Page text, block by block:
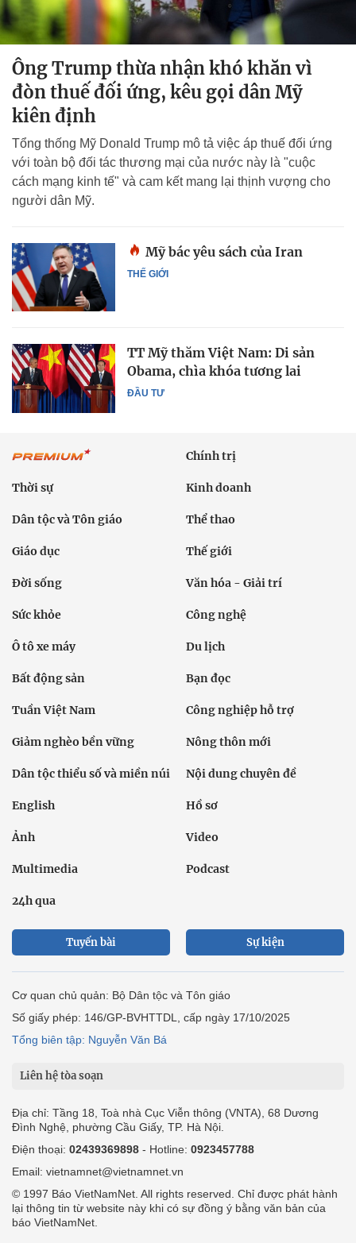
Ông Trump thừa nhận khó khăn vì
đòn thuế đối ứng, kêu gọi dân Mỹ
kiên định
Tổng thống Mỹ Donald Trump mô tả việc áp thuế đối ứng
với toàn bộ đối tác thương mại của nước này là "cuộc
cách mạng kinh tế" và cam kết mang lại thịnh vượng cho
người dân Mỹ.
THẾ GIỚI
Mỹ bác yêu sách của Iran
ĐẦU TƯ
TT Mỹ thăm Việt Nam: Di sản
Obama, chìa khóa tương lai
Chính trị
Thời sự Kinh doanh
Dân tộc và Tôn giáo Thể thao
Giáo dục Thế giới
Đời sống Văn hóa - Giải trí
Sức khỏe Công nghệ
Ô tô xe máy Du lịch
Bất động sản Bạn đọc
Tuần Việt Nam Công nghiệp hỗ trợ
Giảm nghèo bền vững Nông thôn mới
Dân tộc thiểu số và miền núi Nội dung chuyên đề
English Hồ sơ
Ảnh Video
Multimedia Podcast
24h qua
Tuyến bài Sự kiện
Cơ quan chủ quản: Bộ Dân tộc và Tôn giáo
Số giấy phép: 146/GP-BVHTTDL, cấp ngày 17/10/2025
Tổng biên tập: Nguyễn Văn Bá
Liên hệ tòa soạn
Địa chỉ: Tầng 18, Toà nhà Cục Viễn thông (VNTA), 68 Dương
Đình Nghệ, phường Cầu Giấy, TP. Hà Nội.
Điện thoại: 02439369898 - Hotline: 0923457788
Email: vietnamnet@vietnamnet.vn
© 1997 Báo VietNamNet. All rights reserved. Chỉ được phát hành
lại thông tin từ website này khi có sự đồng ý bằng văn bản của
báo VietNamNet.